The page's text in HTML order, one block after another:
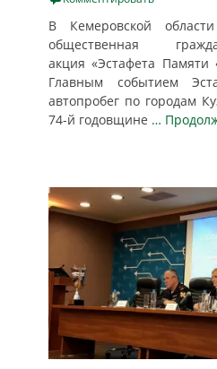
В Кемеровской
общественная
акция «Эстафета Памяти
Главным событием
автопробег по городам
74-й годовщине …